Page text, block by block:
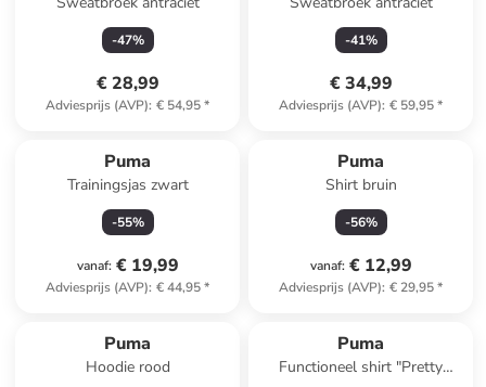
-47%
€ 28,99
Adviesprijs (AVP): € 54,95*
-41%
€ 34,99
Adviesprijs (AVP): € 59,95*
Puma
Trainingsjas zwart
-55%
vanaf: € 19,99
Adviesprijs (AVP): € 44,95*
Puma
Shirt bruin
-56%
vanaf: € 12,99
Adviesprijs (AVP): € 29,95*
Puma
Hoodie rood
Puma
Functioneel shirt "Pretty